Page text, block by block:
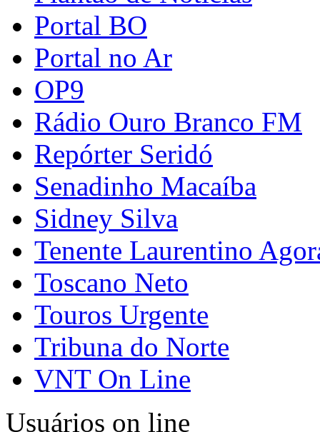
Portal BO
Portal no Ar
OP9
Rádio Ouro Branco FM
Repórter Seridó
Senadinho Macaíba
Sidney Silva
Tenente Laurentino
Toscano Neto
Touros Urgente
Tribuna do Norte
VNT On Line
Usuários on line